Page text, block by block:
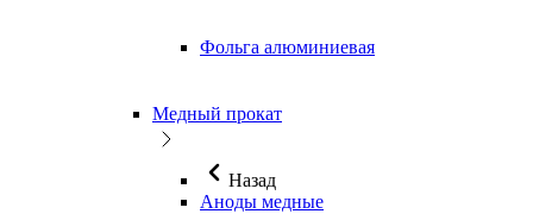
Фольга алюминиевая
Медный прокат
Назад
Аноды медные